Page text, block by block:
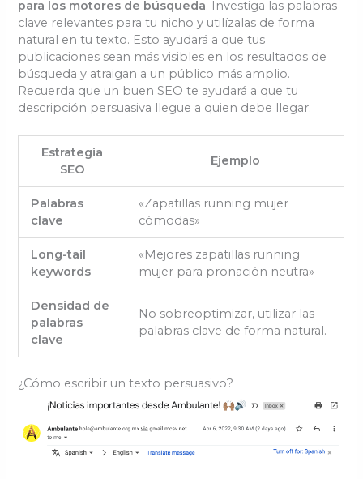
para los motores de búsqueda. Investiga las palabras
clave relevantes para tu nicho y utilízalas de forma
natural en tu texto. Esto ayudará a que tus
publicaciones sean más visibles en los resultados de
búsqueda y atraigan a un público más amplio.
Recuerda que un buen SEO te ayudará a que tu
descripción persuasiva llegue a quien debe llegar.
Estrategia
SEO
Ejemplo
Palabras
clave
«Zapatillas running mujer
cómodas»
Long-tail
keywords
«Mejores zapatillas running
mujer para pronación neutra»
Densidad de
palabras
clave
No sobreoptimizar, utilizar las
palabras clave de forma natural.
¿Cómo escribir un texto persuasivo?